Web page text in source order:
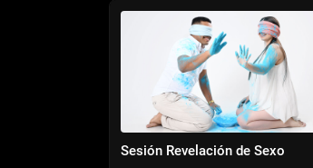
Sesión Revelación de Sexo